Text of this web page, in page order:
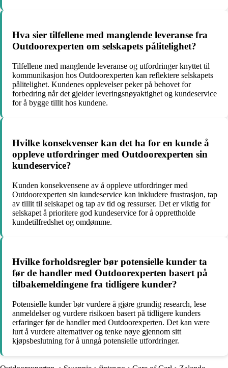
Hva sier tilfellene med manglende leveranse fra
Outdoorexperten om selskapets pålitelighet?
Tilfellene med manglende leveranse og utfordringer knyttet til
kommunikasjon hos Outdoorexperten kan reflektere selskapets
pålitelighet. Kundenes opplevelser peker på behovet for
forbedring når det gjelder leveringsnøyaktighet og kundeservice
for å bygge tillit hos kundene.
Hvilke konsekvenser kan det ha for en kunde å
oppleve utfordringer med Outdoorexperten sin
kundeservice?
Kunden konsekvensene av å oppleve utfordringer med
Outdoorexperten sin kundeservice kan inkludere frustrasjon, tap
av tillit til selskapet og tap av tid og ressurser. Det er viktig for
selskapet å prioritere god kundeservice for å opprettholde
kundetilfredshet og omdømme.
Hvilke forholdsregler bør potensielle kunder ta
før de handler med Outdoorexperten basert på
tilbakemeldingene fra tidligere kunder?
Potensielle kunder bør vurdere å gjøre grundig research, lese
anmeldelser og vurdere risikoen basert på tidligere kunders
erfaringer før de handler med Outdoorexperten. Det kan være
lurt å vurdere alternativer og tenke nøye gjennom sitt
kjøpsbeslutning for å unngå potensielle utfordringer.